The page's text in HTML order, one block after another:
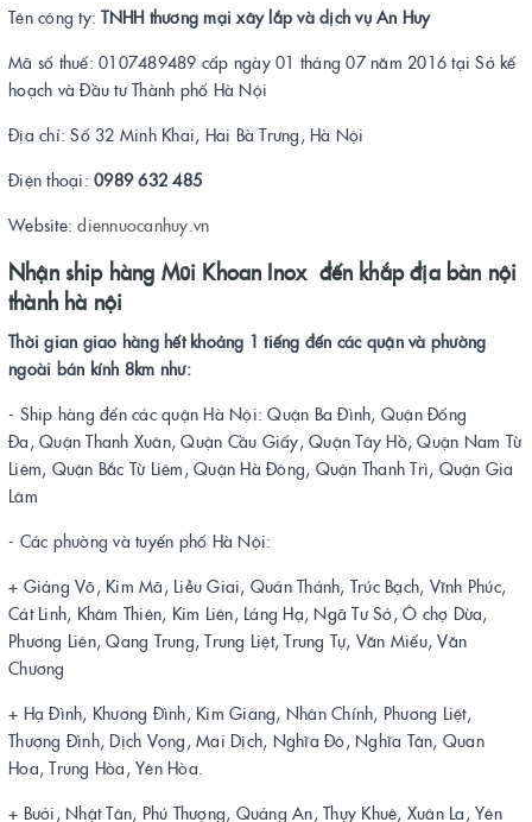
Tên công ty:TNHH thương mại xây lắp và dịch vụ An Huy
Mã số thuế: 0107489489 cấp ngày 01 tháng 07 năm 2016 tại Sở kế
hoạch và Đầu tư Thành phố Hà Nội
Địa chỉ: Số 32 Minh Khai, Hai Bà Trưng, Hà Nội
Điện thoại: 0989 632 485
Website:diennuocanhuy.vn
Nhận ship hàng Mũi Khoan Inox đến khắp địa bàn nội
thành hà nội
Thời gian giao hàng hết khoảng 1 tiếng đến các quận và phường
ngoài bán kính 8km như:
- Ship hàng đến các quận Hà Nội: Quận Ba Đình, Quận Đống
Đa, Quận Thanh Xuân, Quận Cầu Giấy, Quận Tây Hồ, Quận Nam Từ
Liêm, Quận Bắc Từ Liêm, Quận Hà Đông, Quận Thanh Trì, Quận Gia
Lâm
- Các phường và tuyến phố Hà Nội:
+ Giảng Võ, Kim Mã, Liễu Giai, Quán Thánh, Trúc Bạch, Vĩnh Phúc,
Cát Linh, Khâm Thiên, Kim Liên, Láng Hạ, Ngã Tư Sở, Ô chợ Dừa,
Phương Liên, Qang Trung, Trung Liệt, Trung Tự, Văn Miếu, Văn
Chương
+ Hạ Đình, Khương Đình, Kim Giang, Nhân Chính, Phương Liệt,
Thượng Đình, Dịch Vọng, Mai Dịch, Nghĩa Đô, Nghĩa Tân, Quan
Hoa, Trung Hòa, Yên Hòa.
+ Bưởi, Nhật Tân, Phú Thượng, Quảng An, Thụy Khuê, Xuân La, Yên